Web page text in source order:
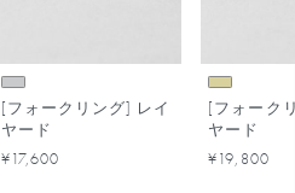
[フォークリング] レイ
ヤード
¥17,600
[フォーク
ヤード
¥19,800